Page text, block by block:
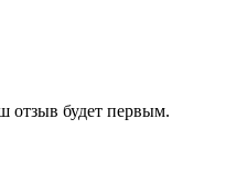
отзыв будет первым.